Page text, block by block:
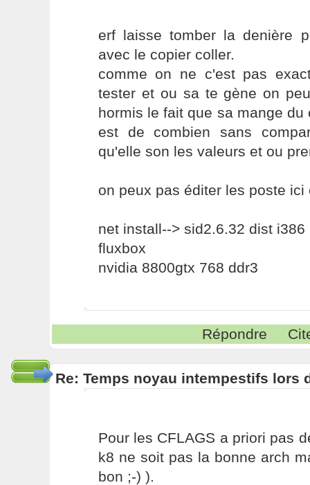
erf laisse tomber la denière
avec le copier coller.
comme on ne c'est pas
tester et ou sa te gène on
hormis le fait que sa mange
est de combien sans
qu'elle son les valeurs et ou
on peux pas éditer les poste ici
net install--> sid2.6.32 dist i386
fluxbox
nvidia 8800gtx 768 ddr3
Répondre
Re: Temps noyau intempestifs lors
Pour les CFLAGS a priori pas
k8 ne soit pas la bonne arch
bon ;-) ).